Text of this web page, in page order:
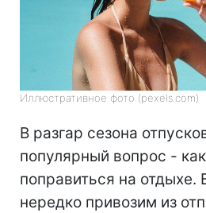
Иллюстративное фото (pexels.com)
В разгар сезона
популярный вопрос -
поправиться на отдыхе.
нередко привозим из